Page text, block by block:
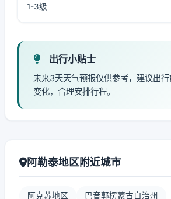
1-3级
出行小贴士
未来3天天气预报仅供参考，建议出
变化，合理安排行程。
阿勒泰地区附近城市
阿克苏地区 巴音郭楞蒙古自治州